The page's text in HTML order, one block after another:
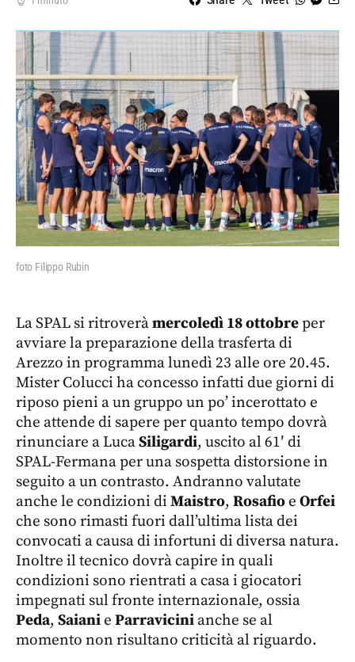
foto Filippo Rubin
La SPAL si ritroveràmercoledì 18 ottobreper
avviare la preparazione della trasferta di
Arezzo in programma lunedì 23 alle ore 20.45.
Mister Colucci ha concesso infatti due giorni di
riposo pieni a un gruppo un po’ incerottato e
che attende di sapere per quanto tempo dovrà
rinunciare a LucaSiligardi, uscito al 61′ di
SPAL-Fermana per una sospetta distorsione in
seguito a un contrasto. Andranno valutate
anche le condizioni di Maistro, Rosafioe Orfei
che sono rimasti fuori dall’ultima lista dei
convocati a causa di infortuni di diversa natura.
Inoltre il tecnico dovrà capire in quali
condizioni sono rientrati a casa i giocatori
impegnati sul fronte internazionale, ossia
Peda, Saianie Parravicini anche se al
momento non risultano criticità al riguardo.